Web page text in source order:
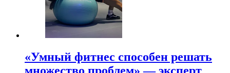
«Умный фитнес способен решать